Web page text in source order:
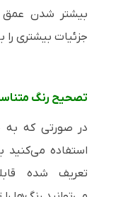
بیشتر شدن عمق
جزئیات بیشتری
تصحیح رنگ
در صورتی که به
استفاده می‌کنید
تعریف شده